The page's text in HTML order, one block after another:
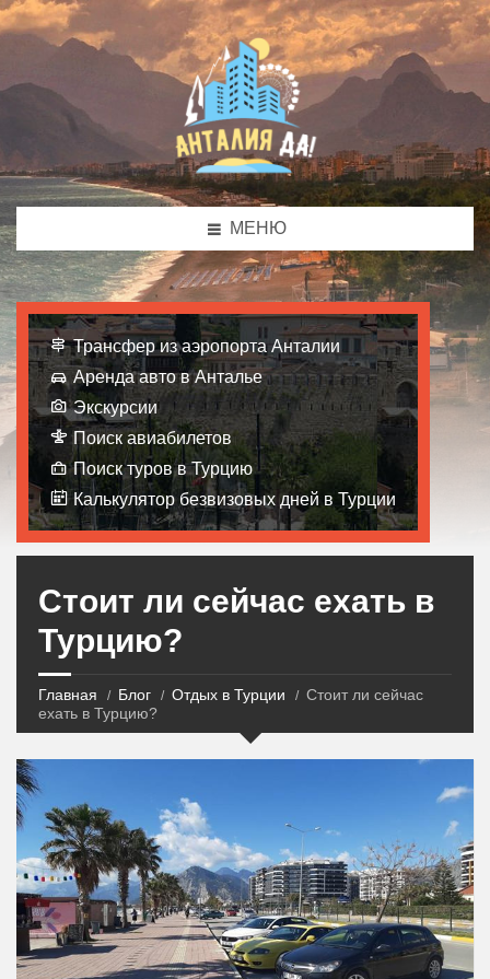
МЕНЮ
Трансфер из аэропорта Анталии
Аренда авто в Анталье
Экскурсии
Поиск авиабилетов
Поиск туров в Турцию
Калькулятор безвизовых дней в Турции
Стоит ли сейчас ехать в
Турцию?
Главная Блог Отдых в Турции
Стоит ли сейчас
ехать в Турцию?